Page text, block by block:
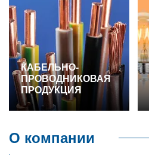
КАБЕЛЬНО-
ПРОВОДНИКОВАЯ
ПРОДУКЦИЯ
О компании